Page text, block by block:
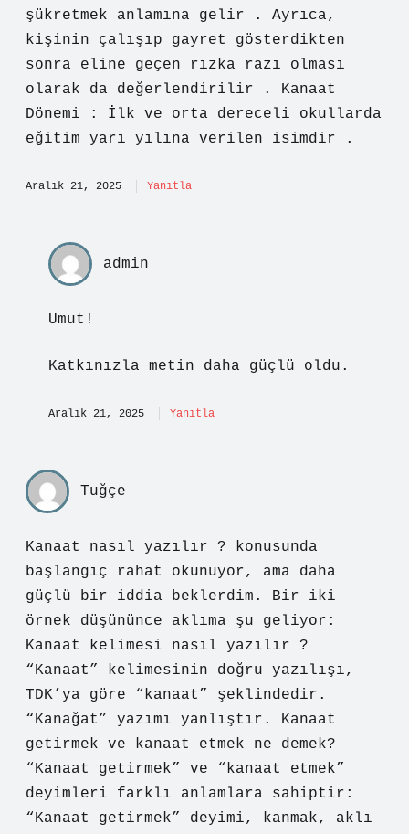
şükretmek anlamına gelir . Ayrıca,
kişinin çalışıp gayret gösterdikten
sonra eline geçen rızka razı olması
olarak da değerlendirilir . Kanaat
Dönemi : İlk ve orta dereceli okullarda
eğitim yarı yılına verilen isimdir .
Aralık 21, 2025 Yanıtla
admin
Umut!
Katkınızla metin daha güçlü oldu.
Aralık 21, 2025 Yanıtla
Tuğçe
Kanaat nasıl yazılır ? konusunda
başlangıç rahat okunuyor, ama daha
güçlü bir iddia beklerdim. Bir iki
örnek düşününce aklıma şu geliyor:
Kanaat kelimesi nasıl yazılır ?
“Kanaat” kelimesinin doğru yazılışı,
TDK’ya göre “kanaat” şeklindedir.
“Kanağat” yazımı yanlıştır. Kanaat
getirmek ve kanaat etmek ne demek?
“Kanaat getirmek” ve “kanaat etmek”
deyimleri farklı anlamlara sahiptir:
“Kanaat getirmek” deyimi, kanmak, aklı